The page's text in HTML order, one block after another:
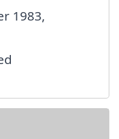
1983,